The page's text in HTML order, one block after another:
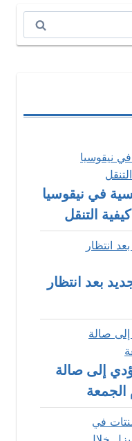
في نيقوسيا
التنقل
بعد انتظار
إلى صالة
الجمعة